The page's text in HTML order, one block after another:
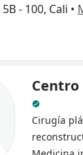
- 100, Cali •
Centro
Cirugía